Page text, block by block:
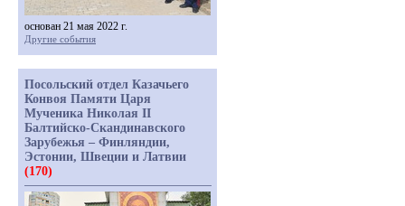
основан 21 мая 2022 г.
Другие события
Посольский отдел Казачьего
Конвоя Памяти Царя
Мученика Николая II
Балтийско-Скандинавского
Зарубежья – Финляндии,
Эстонии, Швеции и Латвии
(170)